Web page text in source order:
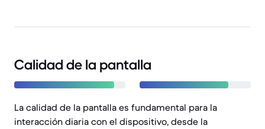
Calidad de la pantalla
La calidad de la pantalla es fundamental para la
interacción diaria con el dispositivo, desde la